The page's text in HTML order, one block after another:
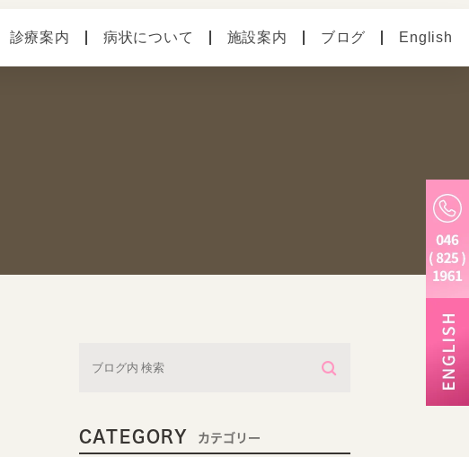
診療案内 病状について 施設案内 ブログ English
CATEGORY カテゴリー